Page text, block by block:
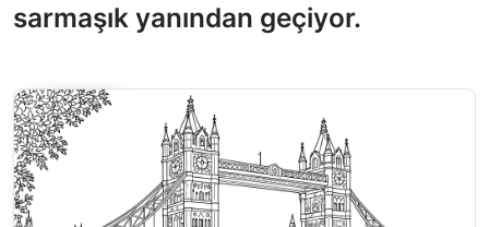
sarmaşık yanından geçiyor.